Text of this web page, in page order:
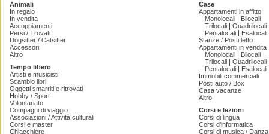
Animali
In regalo
In vendita
Accoppiamenti
Persi / Trovati
Dogsitter / Catsitter
Accessori
Altro
Tempo libero
Artisti e musicisti
Scambio libri
Oggetti smarriti e ritrovati
Hobby / Sport
Volontariato
Compagni di viaggio
Associazioni / Attività culturali
Corsi e master
Chiacchiere
Case
Appartamenti in affitto
Monolocali
Bilocali
Trilocali
Quadrilocali
Pentalocali
Esalocali
Stanze / Posti letto
Appartamenti in vendita
Monolocali
Bilocali
Trilocali
Quadrilocali
Pentalocali
Esalocali
Immobili commerciali
Posti auto / Box
Casa vacanze
Altro
Corsi e lezioni
Corsi di lingua
Corsi d'informatica
Corsi di musica /